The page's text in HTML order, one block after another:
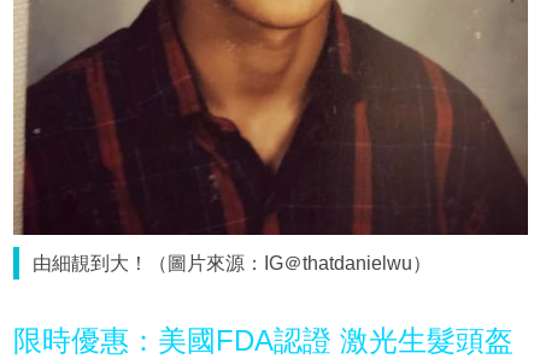
由細靚到大！（圖片來源：IG＠thatdanielwu）
限時優惠：美國FDA認證 激光生髮頭盔